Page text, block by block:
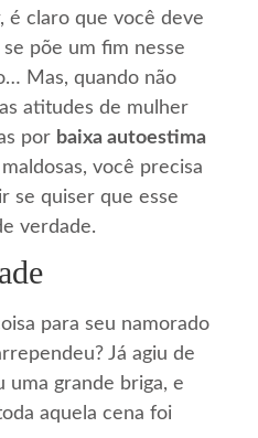
é claro que você deve
põe um fim nesse
Mas, quando não
atitudes de mulher
por baixa autoestima
você precisa
se quiser que esse
verdade.
para seu namorado
Já agiu de
uma grande briga, e
aquela cena foi